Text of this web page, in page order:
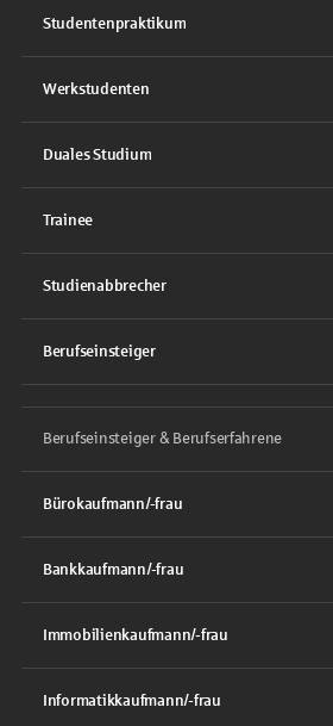
Studentenpraktikum
Werkstudenten
Duales Studium
Trainee
Studienabbrecher
Berufseinsteiger
Berufseinsteiger & Berufserfahrene
Bürokaufmann/-frau
Bankkaufmann/-frau
Immobilienkaufmann/-frau
Informatikkaufmann/-frau